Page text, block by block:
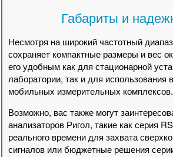
Габариты и
Несмотря на широкий частотный
сохраняет компактные размеры и вес
его удобным как для стационарной
лаборатории, так и для использования
мобильных измерительных комплексов.
Возможно, вас также могут
анализаторов Ригол, такие как серия
реального времени для захвата
сигналов или бюджетные решения